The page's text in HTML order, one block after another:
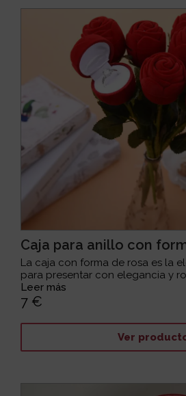
Caja para anillo con
La caja con forma de rosa es la
para presentar con elegancia y
Leer más
7 €
Ver